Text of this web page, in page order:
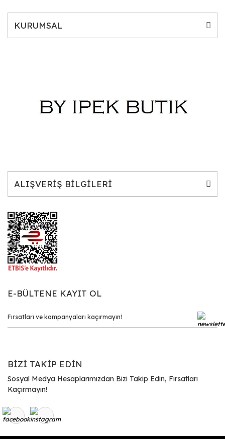
KURUMSAL
ALIŞVERİŞ BİLGİLERİ
E-BÜLTENE KAYIT OL
BİZİ TAKİP EDİN
Sosyal Medya Hesaplarımızdan Bizi Takip Edin, Fırsatları
Kaçırmayın!